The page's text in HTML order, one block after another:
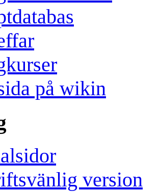
på wikin
version